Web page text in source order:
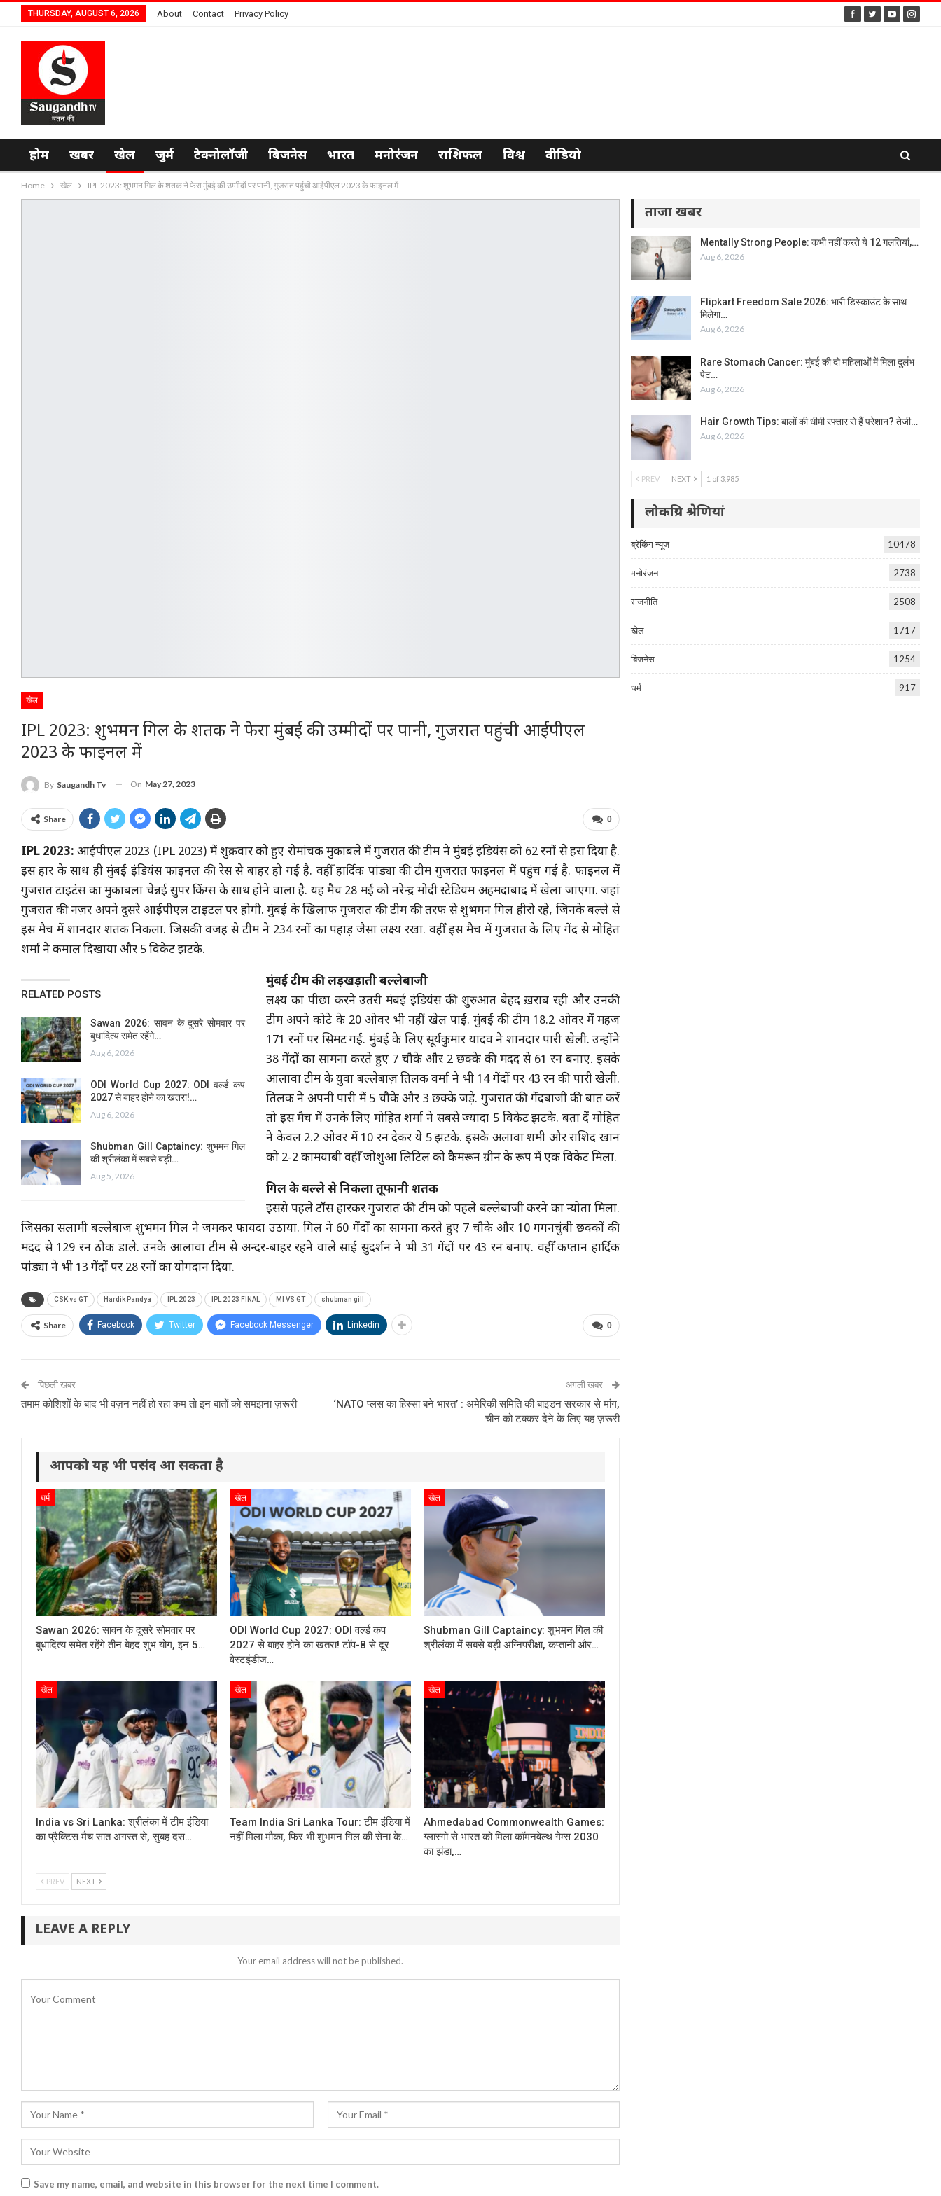
THURSDAY, AUGUST 6, 2026 About Contact Privacy Policy
होम खबर खेल जुर्म टेक्नोलॉजी बिजनेस भारत मनोरंजन राशिफल विश्व वीडियो
Home खेल IPL 2023: शुभमन गिल के शतक ने फेरा मुंबई की उम्मीदों पर पानी, गुजरात पहुंची आईपीएल 2023 के फाइनल में
खेल
IPL 2023: शुभमन गिल के शतक ने फेरा मुंबई की उम्मीदों पर पानी, गुजरात पहुंची आईपीएल
2023 के फाइनल में
By Saugandh Tv On May 27, 2023
0
Share
IPL 2023: आईपीएल 2023 (IPL 2023) में शुक्रवार को हुए रोमांचक मुकाबले में गुजरात की टीम ने मुंबई इंडियंस को 62 रनों से हरा दिया है.
इस हार के साथ ही मुंबई इंडियंस फाइनल की रेस से बाहर हो गई है. वहीँ हार्दिक पांड्या की टीम गुजरात फाइनल में पहुंच गई है. फाइनल में
गुजरात टाइटंस का मुकाबला चेन्नई सुपर किंग्स के साथ होने वाला है. यह मैच 28 मई को नरेन्द्र मोदी स्टेडियम अहमदाबाद में खेला जाएगा. जहां
गुजरात की नज़र अपने दुसरे आईपीएल टाइटल पर होगी. मुंबई के खिलाफ गुजरात की टीम की तरफ से शुभमन गिल हीरो रहे, जिनके बल्ले से
इस मैच में शानदार शतक निकला. जिसकी वजह से टीम ने 234 रनों का पहाड़ जैसा लक्ष्य रखा. वहीँ इस मैच में गुजरात के लिए गेंद से मोहित
शर्मा ने कमाल दिखाया और 5 विकेट झटके.
RELATED POSTS
Sawan 2026: सावन के दूसरे सोमवार पर
बुधादित्य समेत रहेंगे…
Aug 6, 2026
ODI World Cup 2027: ODI वर्ल्ड कप
2027 से बाहर होने का खतरा!…
Aug 6, 2026
Shubman Gill Captaincy: शुभमन गिल
की श्रीलंका में सबसे बड़ी…
Aug 5, 2026
मुंबई टीम की लड़खड़ाती बल्लेबाजी
लक्ष्य का पीछा करने उतरी मंबई इंडियंस की शुरुआत बेहद ख़राब रही और उनकी
टीम अपने कोटे के 20 ओवर भी नहीं खेल पाई. मुंबई की टीम 18.2 ओवर में महज
171 रनों पर सिमट गई. मुंबई के लिए सूर्यकुमार यादव ने शानदार पारी खेली. उन्होंने
38 गेंदों का सामना करते हुए 7 चौके और 2 छक्के की मदद से 61 रन बनाए. इसके
आलावा टीम के युवा बल्लेबाज़ तिलक वर्मा ने भी 14 गेंदों पर 43 रन की पारी खेली.
तिलक ने अपनी पारी में 5 चौके और 3 छक्के जड़े. गुजरात की गेंदबाजी की बात करें
तो इस मैच में उनके लिए मोहित शर्मा ने सबसे ज्यादा 5 विकेट झटके. बता दें मोहित
ने केवल 2.2 ओवर में 10 रन देकर ये 5 झटके. इसके अलावा शमी और राशिद खान
को 2-2 कामयाबी वहीँ जोशुआ लिटिल को कैमरून ग्रीन के रूप में एक विकेट मिला.
गिल के बल्ले से निकला तूफानी शतक
इससे पहले टॉस हारकर गुजरात की टीम को पहले बल्लेबाजी करने का न्योता मिला.
जिसका सलामी बल्लेबाज शुभमन गिल ने जमकर फायदा उठाया. गिल ने 60 गेंदों का सामना करते हुए 7 चौके और 10 गगनचुंबी छक्कों की
मदद से 129 रन ठोक डाले. उनके आलावा टीम से अन्दर-बाहर रहने वाले साई सुदर्शन ने भी 31 गेंदों पर 43 रन बनाए. वहीँ कप्तान हार्दिक
पांड्या ने भी 13 गेंदों पर 28 रनों का योगदान दिया.
CSK vs GT Hardik Pandya IPL 2023 IPL 2023 FINAL MI VS GT shubman gill
0
Share Facebook Twitter Facebook Messenger Linkedin
पिछली खबर
तमाम कोशिशों के बाद भी वज़न नहीं हो रहा कम तो इन बातों को समझना ज़रूरी
अगली खबर
‘NATO प्लस का हिस्सा बने भारत’ : अमेरिकी समिति की बाइडन सरकार से मांग,
चीन को टक्कर देने के लिए यह ज़रूरी
आपको यह भी पसंद आ सकता है
धर्म
Sawan 2026: सावन के दूसरे सोमवार पर
बुधादित्य समेत रहेंगे तीन बेहद शुभ योग, इन 5…
खेल
ODI World Cup 2027: ODI वर्ल्ड कप
2027 से बाहर होने का खतरा! टॉप-8 से दूर
वेस्टइंडीज…
खेल
Shubman Gill Captaincy: शुभमन गिल की
श्रीलंका में सबसे बड़ी अग्निपरीक्षा, कप्तानी और…
खेल
India vs Sri Lanka: श्रीलंका में टीम इंडिया
का प्रैक्टिस मैच सात अगस्त से, सुबह दस…
खेल
Team India Sri Lanka Tour: टीम इंडिया में
नहीं मिला मौका, फिर भी शुभमन गिल की सेना के…
खेल
Ahmedabad Commonwealth Games:
ग्लास्गो से भारत को मिला कॉमनवेल्थ गेम्स 2030
का झंडा,…
PREV NEXT
LEAVE A REPLY
Your email address will not be published.
Save my name, email, and website in this browser for the next time I comment.
ताजा खबर
Mentally Strong People: कभी नहीं करते ये 12 गलतियां,…
Aug 6, 2026
Flipkart Freedom Sale 2026: भारी डिस्काउंट के साथ
मिलेगा…
Aug 6, 2026
Rare Stomach Cancer: मुंबई की दो महिलाओं में मिला दुर्लभ
पेट…
Aug 6, 2026
Hair Growth Tips: बालों की धीमी रफ्तार से हैं परेशान? तेजी…
Aug 6, 2026
PREV NEXT 1 of 3,985
लोकप्रिय श्रेणियां
ब्रेकिंग न्यूज 10478
मनोरंजन 2738
राजनीति 2508
खेल 1717
बिजनेस 1254
धर्म 917